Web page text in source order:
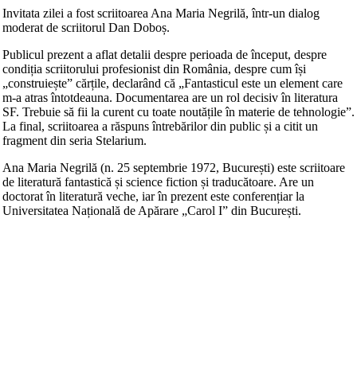
Invitata zilei a fost scriitoarea Ana Maria Negrilă, într-un dialog
moderat de scriitorul Dan Doboș.
Publicul prezent a aflat detalii despre perioada de început, despre
condiția scriitorului profesionist din România, despre cum își
„construiește” cărțile, declarând că „Fantasticul este un element care
m-a atras întotdeauna. Documentarea are un rol decisiv în literatura
SF. Trebuie să fii la curent cu toate noutățile în materie de tehnologie”.
La final, scriitoarea a răspuns întrebărilor din public și a citit un
fragment din seria Stelarium.
Ana Maria Negrilă (n. 25 septembrie 1972, București) este scriitoare
de literatură fantastică și science fiction și traducătoare. Are un
doctorat în literatură veche, iar în prezent este conferențiar la
Universitatea Națională de Apărare „Carol I” din București.